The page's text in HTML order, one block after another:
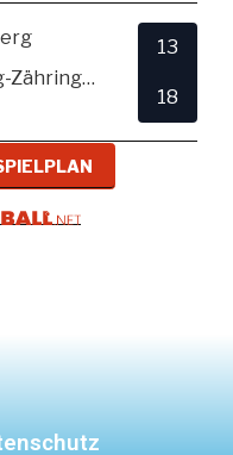
TSV Alemannia Freiburg-Zähringen
13
18